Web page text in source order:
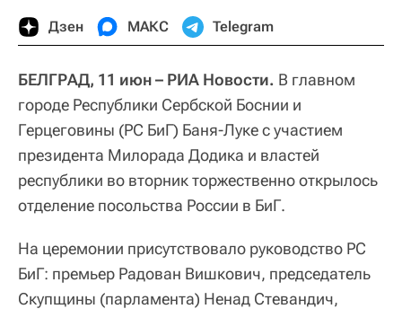
Дзен МАКС Telegram
БЕЛГРАД, 11 июн – РИА Новости. В главном
городе Республики Сербской Боснии и
Герцеговины (РС БиГ) Баня-Луке с участием
президента Милорада Додика и властей
республики во вторник торжественно открылось
отделение посольства России в БиГ.
На церемонии присутствовало руководство РС
БиГ: премьер Радован Вишкович, председатель
Скупщины (парламента) Ненад Стевандич,